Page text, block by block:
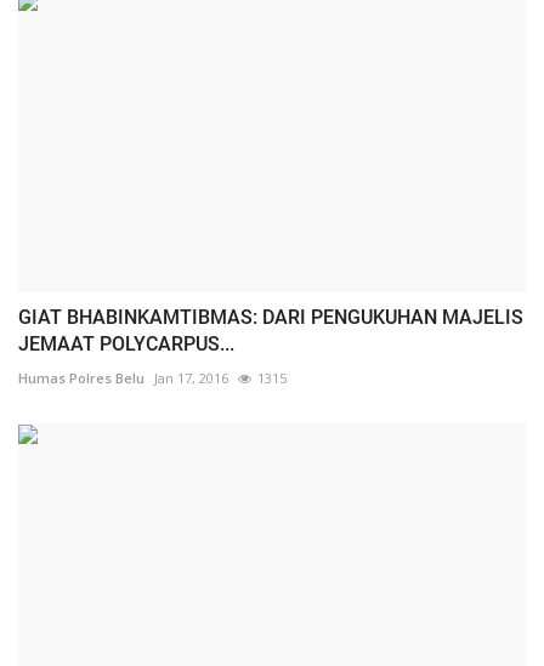
GIAT BHABINKAMTIBMAS: DARI PENGUKUHAN MAJELIS
JEMAAT POLYCARPUS...
Humas Polres Belu Jan 17, 2016 1315